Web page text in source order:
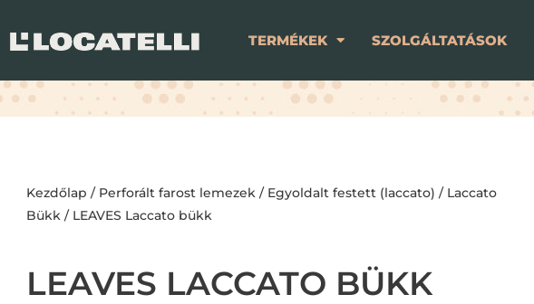
TERMÉKEK SZOLGÁLTATÁSOK
Kezdőlap / Perforált farost lemezek/ Egyoldalt festett (laccato) / Laccato
Bükk/ LEAVES Laccato bükk
LEAVES LACCATO BÜKK